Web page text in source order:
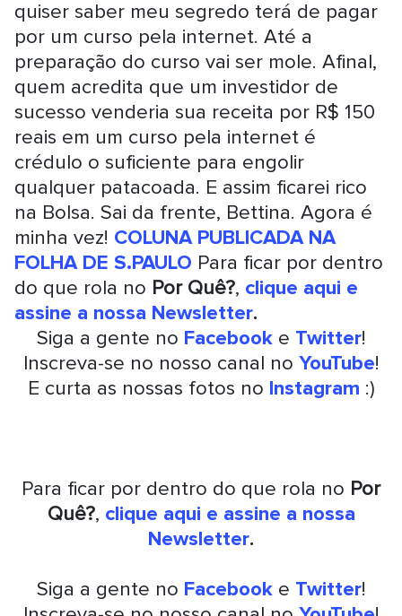
quiser saber meu segredo terá de pagar
por um curso pela internet. Até a
preparação do curso vai ser mole. Afinal,
quem acredita que um investidor de
sucesso venderia sua receita por R$ 150
reais em um curso pela internet é
crédulo o suficiente para engolir
qualquer patacoada. E assim ficarei rico
na Bolsa. Sai da frente, Bettina. Agora é
minha vez! COLUNA PUBLICADA NA
FOLHA DE S.PAULO Para ficar por dentro
do que rola no Por Quê?, clique aqui e
assine a nossa Newsletter.
Siga a gente no Facebooke Twitter!
Inscreva-se no nosso canal no YouTube!
E curta as nossas fotos no Instagram :)
Para ficar por dentro do que rola no Por
Quê?, clique aqui e assine a nossa
Newsletter.
Siga a gente no Facebooke Twitter!